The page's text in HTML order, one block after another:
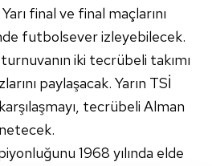
final ve final maçlarını
futbolsever izleyebilecek.
iki tecrübeli takımı
paylaşacak. Yarın TSİ
tecrübeli Alman
1968 yılında elde